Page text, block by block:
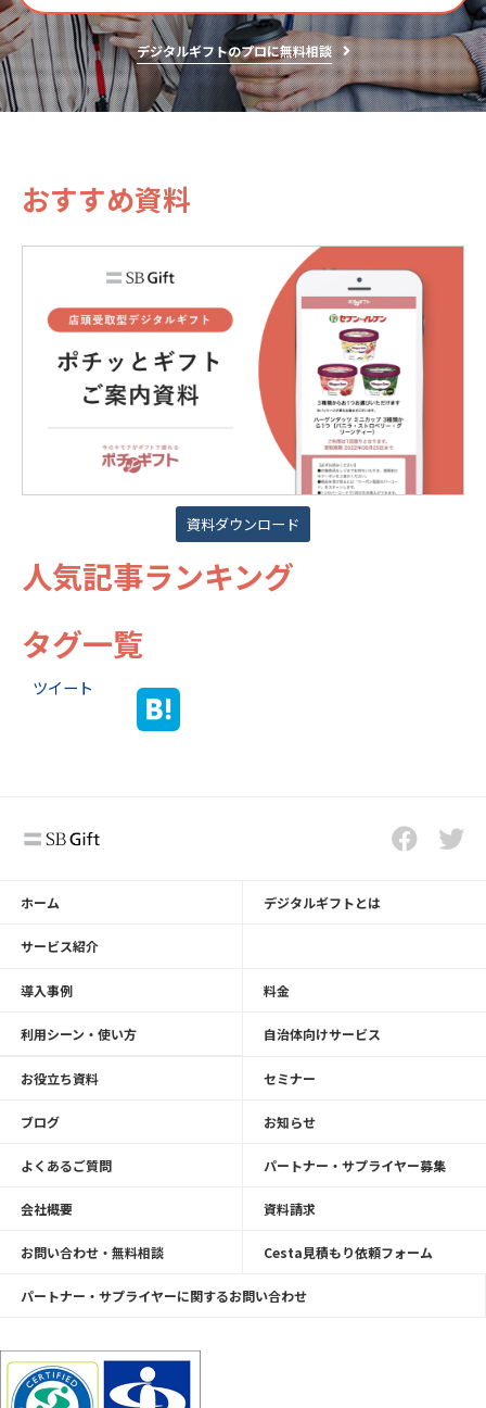
デジタルギフトのプロに無料相談
おすすめ資料
資料ダウンロード
人気記事ランキング
タグ一覧
ツイート
ホーム デジタルギフトとは
サービス紹介
導入事例 料金
利用シーン・使い方 自治体向けサービス
お役立ち資料 セミナー
ブログ お知らせ
よくあるご質問 パートナー・サプライヤー募集
会社概要 資料請求
お問い合わせ・無料相談 Cesta見積もり依頼フォーム
パートナー・サプライヤーに関するお問い合わせ